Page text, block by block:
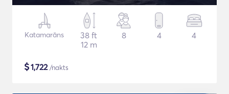
Katamarāns
38 ft
12 m
8 4 4
$1,722/nakts